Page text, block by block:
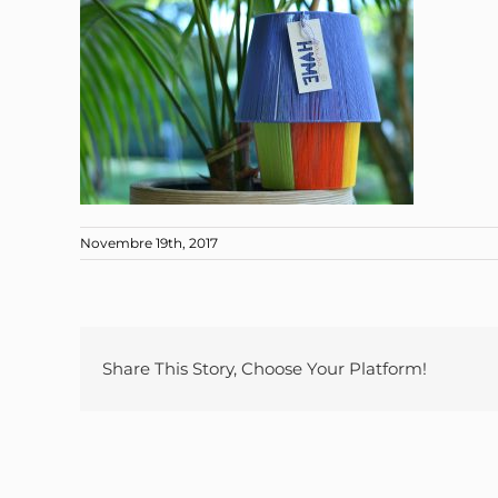
Novembre 19th, 2017
Share This Story, Choose Your Platform!